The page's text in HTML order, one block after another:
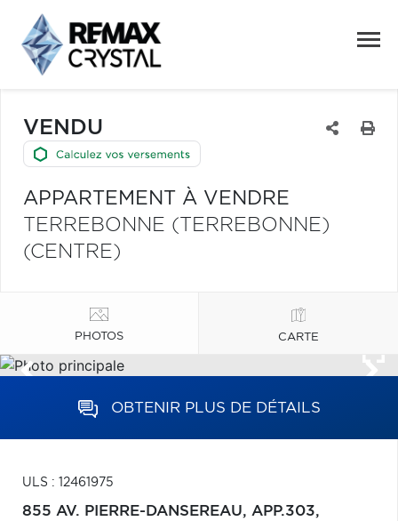
VENDU
APPARTEMENT À VENDRE
TERREBONNE (TERREBONNE)
(CENTRE)
PHOTOS CARTE
OBTENIR PLUS DE DÉTAILS
ULS : 12461975
855 AV. PIERRE-DANSEREAU, APP.303,